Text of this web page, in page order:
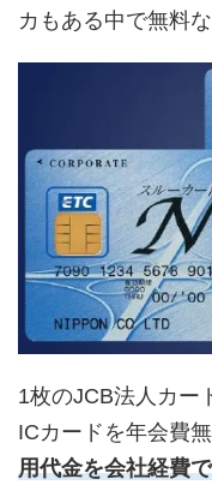
カもある中で無料
1枚のJCB法人カー
ICカードを年会費
用代金を会社経費